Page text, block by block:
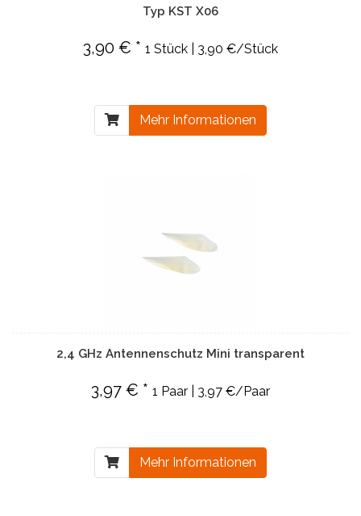
Typ KST X06
3,90 € * 1 Stück | 3,90 €/Stück
Mehr Informationen
2,4 GHz Antennenschutz Mini transparent
3,97 € * 1 Paar | 3,97 €/Paar
Mehr Informationen